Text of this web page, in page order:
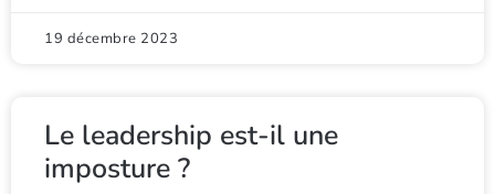
19 décembre 2023
Le leadership est-il une
imposture ?